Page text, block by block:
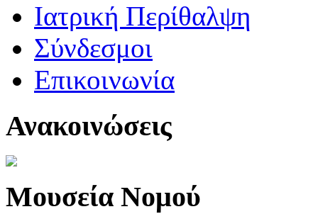
Ιατρική Περίθαλψη
Σύνδεσμοι
Επικοινωνία
Ανακοινώσεις
Μουσεία Νομού